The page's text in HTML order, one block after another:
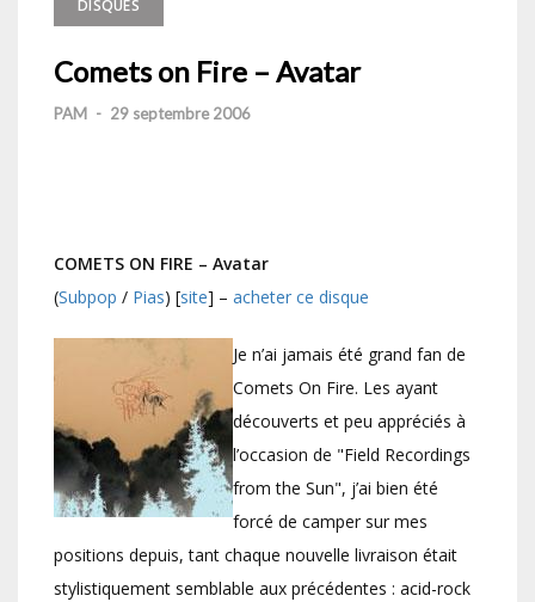
DISQUES
Comets on Fire – Avatar
PAM - 29 septembre 2006
COMETS ON FIRE – Avatar
(Subpop / Pias) [site] – acheter ce disque
Je n’ai jamais été grand fan de
Comets On Fire. Les ayant
découverts et peu appréciés à
l’occasion de "Field Recordings
from the Sun", j’ai bien été
forcé de camper sur mes
positions depuis, tant chaque nouvelle livraison était
stylistiquement semblable aux précédentes : acid-rock